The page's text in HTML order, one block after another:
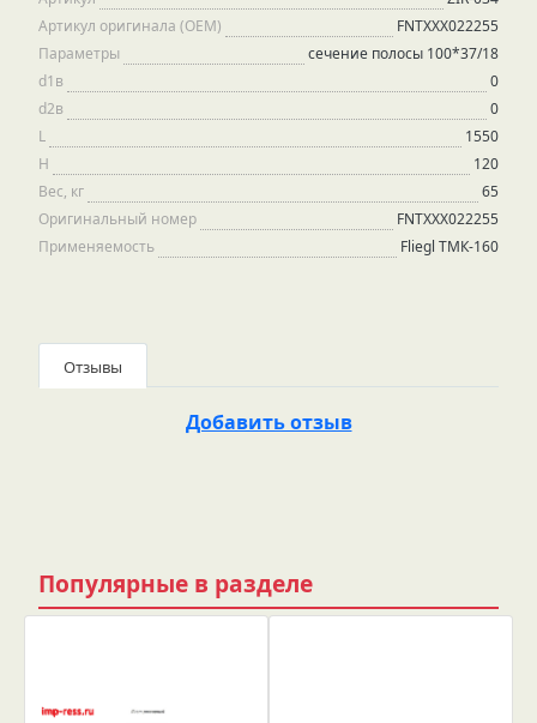
Артикул оригинала (OEM)
FNTXXX022255
Параметры
сечение полосы 100*37/18
d1в
0
d2в
0
L
1550
H
120
Вес, кг
65
Оригинальный номер
FNTXXX022255
Применяемость
Fliegl TМК-160
Отзывы
Добавить отзыв
Популярные в разделе